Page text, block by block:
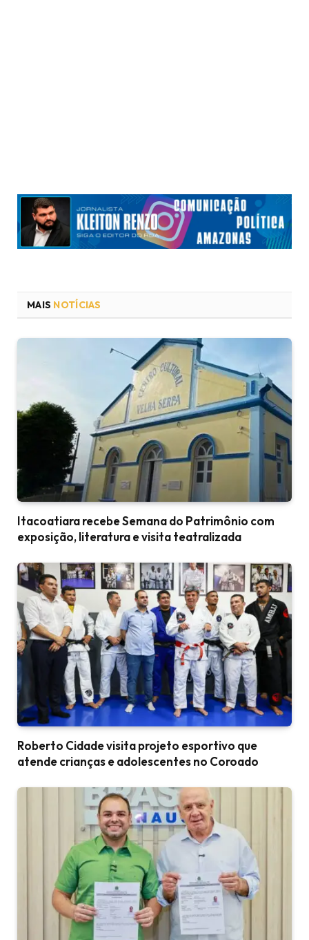
MAIS NOTÍCIAS
Itacoatiara recebe Semana do Patrimônio com
exposição, literatura e visita teatralizada
Roberto Cidade visita projeto esportivo que
atende crianças e adolescentes no Coroado